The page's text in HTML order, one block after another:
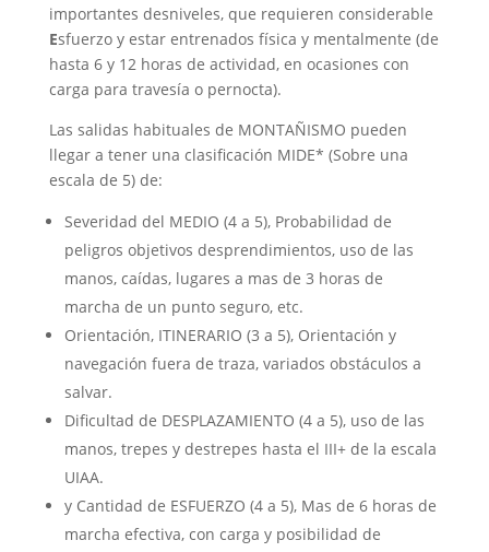
importantes desniveles, que requieren considerable
Esfuerzo y estar entrenados física y mentalmente (de
hasta 6 y 12 horas de actividad, en ocasiones con
carga para travesía o pernocta).
Las salidas habituales de MONTAÑISMO pueden
llegar a tener una clasificación MIDE* (Sobre una
escala de 5) de:
Severidad del MEDIO (4 a 5), Probabilidad de
peligros objetivos desprendimientos, uso de las
manos, caídas, lugares a mas de 3 horas de
marcha de un punto seguro, etc.
Orientación, ITINERARIO (3 a 5), Orientación y
navegación fuera de traza, variados obstáculos a
salvar.
Dificultad de DESPLAZAMIENTO (4 a 5), uso de las
manos, trepes y destrepes hasta el III+ de la escala
UIAA.
y Cantidad de ESFUERZO (4 a 5), Mas de 6 horas de
marcha efectiva, con carga y posibilidad de